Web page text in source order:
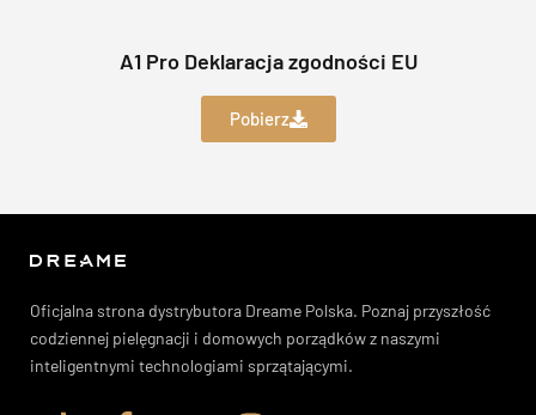
A1 Pro Deklaracja zgodności EU
Pobierz
Oficjalna strona dystrybutora Dreame Polska. Poznaj przyszłość
codziennej pielęgnacji i domowych porządków z naszymi
inteligentnymi technologiami sprzątającymi.